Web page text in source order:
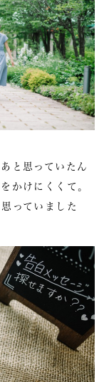
と思っていたん
かけにくくて。
っていました